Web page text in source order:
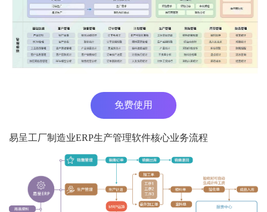
免费使用
易呈工厂制造业ERP生产管理软件核心业务流程